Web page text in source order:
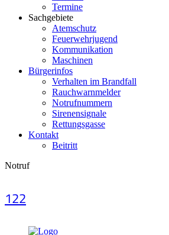
Termine
Sachgebiete
Atemschutz
Feuerwehrjugend
Kommunikation
Maschinen
Bürgerinfos
Verhalten im Brandfall
Rauchwarnmelder
Notrufnummern
Sirenensignale
Rettungsgasse
Kontakt
Beitritt
Notruf
122